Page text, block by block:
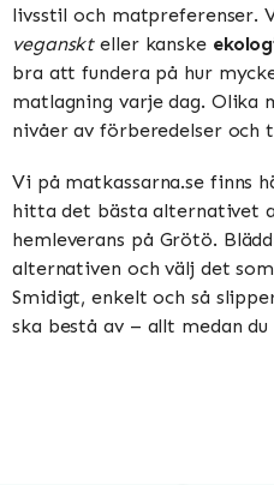
livsstil och matpreferenser.
veganskteller kanske
bra att fundera på hur
matlagning varje dag. Olika
nivåer av förberedelser och
Vi på matkassarna.se finns
hitta det bästa alternativet
hemleverans på Grötö.
alternativen och välj det
Smidigt, enkelt och så
ska bestå av – allt medan